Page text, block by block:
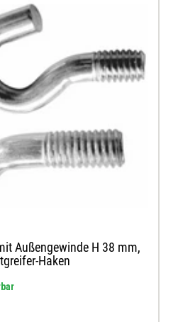
Außengewinde H 38 mm,
Haken